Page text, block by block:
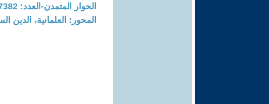
الحوار المتمدن-العدد: 7382 - 2022 / 9 / 25 - 11:24
المحور: العلمانية، الدين